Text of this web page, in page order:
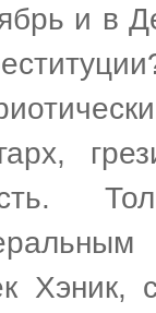
и в
Хэник,